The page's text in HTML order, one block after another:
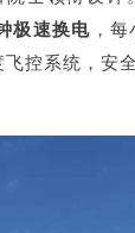
极速换电 ，
控系统，安